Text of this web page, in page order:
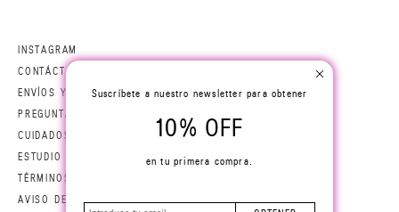
INSTAGRAM
CONTÁCTANOS
ENVÍOS Y DEVOLUCIONES
PREGUNTAS FRECUENTES
CUIDADOS DE PRENDA
ESTUDIO DE REPARACIÓN
TÉRMINOS Y CONDICIONES
AVISO DE PRIVACIDAD
Suscríbete a nuestro newsletter para obtener
10% OFF
en tu primera compra.